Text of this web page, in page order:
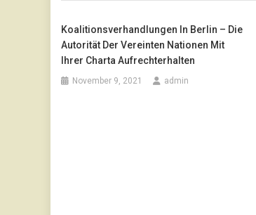
Koalitionsverhandlungen In Berlin – Die
Autorität Der Vereinten Nationen Mit
Ihrer Charta Aufrechterhalten
November 9, 2021 admin